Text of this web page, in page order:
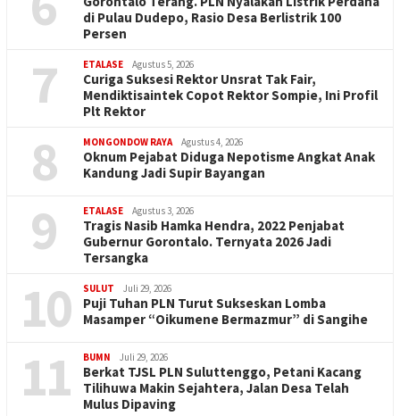
di Pulau Dudepo, Rasio Desa Berlistrik 100
Persen
7 ETALASE Agustus 5, 2026
Curiga Suksesi Rektor Unsrat Tak Fair,
Mendiktisaintek Copot Rektor Sompie, Ini Profil
Plt Rektor
8 MONGONDOW RAYA Agustus 4, 2026
Oknum Pejabat Diduga Nepotisme Angkat Anak
Kandung Jadi Supir Bayangan
9 ETALASE Agustus 3, 2026
Tragis Nasib Hamka Hendra, 2022 Penjabat
Gubernur Gorontalo. Ternyata 2026 Jadi
Tersangka
10 SULUT Juli 29, 2026
Puji Tuhan PLN Turut Sukseskan Lomba
Masamper “Oikumene Bermazmur” di Sangihe
11 BUMN Juli 29, 2026
Berkat TJSL PLN Suluttenggo, Petani Kacang
Tilihuwa Makin Sejahtera, Jalan Desa Telah
Mulus Dipaving